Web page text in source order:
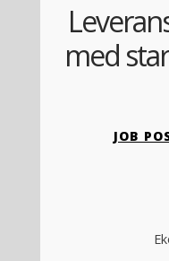
JOB
med